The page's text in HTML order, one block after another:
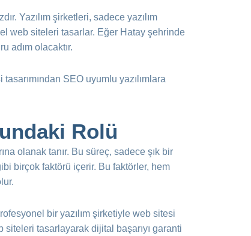
Yazılım şirketleri, sadece yazılım
web siteleri tasarlar. Eğer Hatay şehrinde
adım olacaktır.
SEO uyumlu yazılımlara
Rolü
olanak tanır. Bu süreç, sadece şık bir
birçok faktörü içerir. Bu faktörler, hem
bir yazılım şirketiyle web sitesi
siteleri tasarlayarak dijital başarıyı garanti